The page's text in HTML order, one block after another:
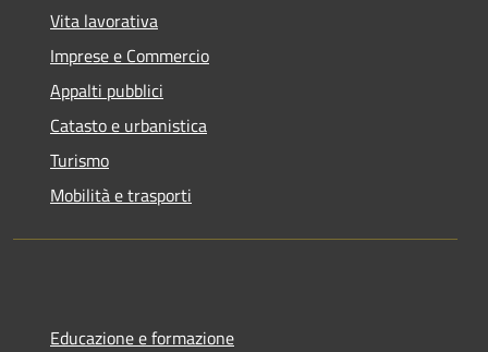
Vita lavorativa
Imprese e Commercio
Appalti pubblici
Catasto e urbanistica
Turismo
Mobilità e trasporti
Educazione e formazione